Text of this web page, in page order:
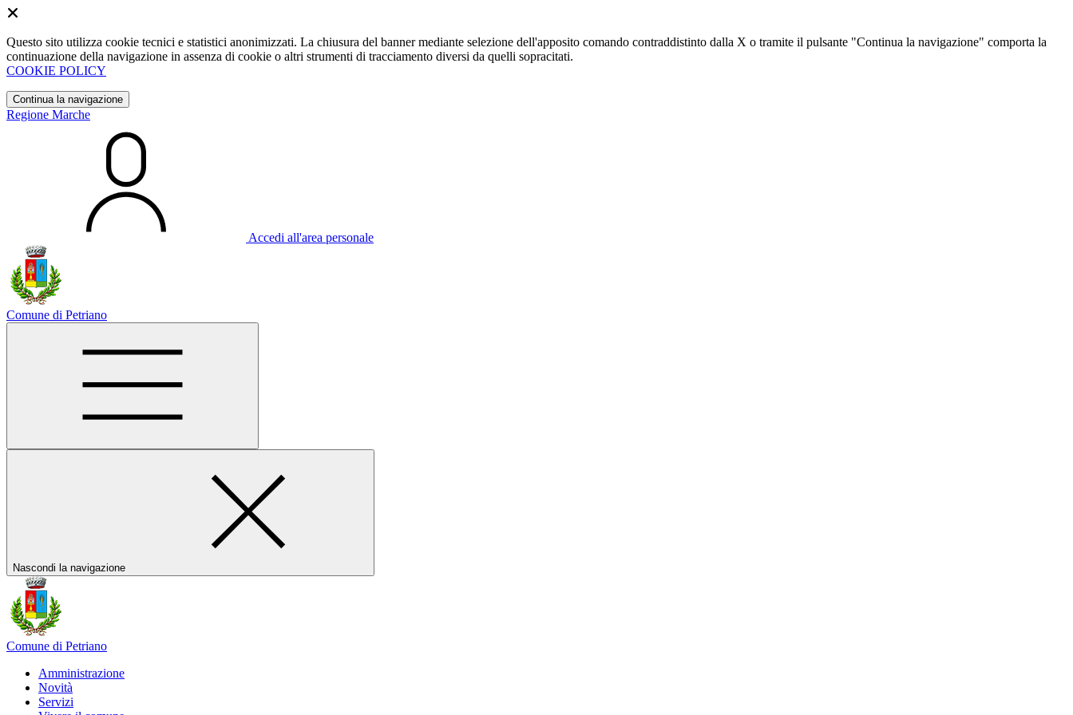
Questo sito utilizza cookie tecnici e statistici anonimizzati. La chiusura del banner mediante selezione dell'apposito comando contraddistinto dalla X o tramite il pulsante "Continua la navigazione" comporta la
continuazione della navigazione in assenza di cookie o altri strumenti di tracciamento diversi da quelli sopracitati.
COOKIE POLICY
Continua la navigazione
Regione Marche
Accedi all'area personale
Comune di Petriano
Nascondi la navigazione
Comune di Petriano
Amministrazione
Novità
Servizi